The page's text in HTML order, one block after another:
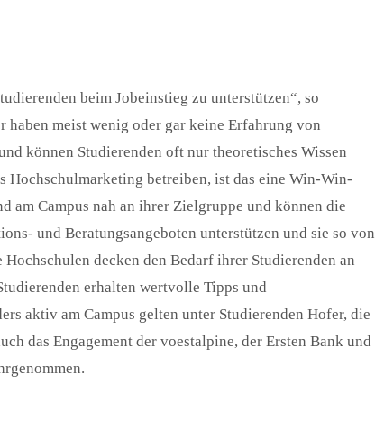
beim Jobeinstieg zu unterstützen“, so
haben meist wenig oder gar keine Erfahrung von
können Studierenden oft nur theoretisches Wissen
Hochschulmarketing betreiben, ist das eine Win-Win-
am Campus nah an ihrer Zielgruppe und können die
und Beratungsangeboten unterstützen und sie so von
decken den Bedarf ihrer Studierenden an
erhalten wertvolle Tipps und
aktiv am Campus gelten unter Studierenden Hofer, die
das Engagement der voestalpine, der Ersten Bank und